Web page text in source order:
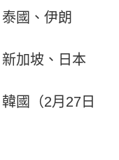
泰國、伊朗
新加坡、日本
韓國（2月27日